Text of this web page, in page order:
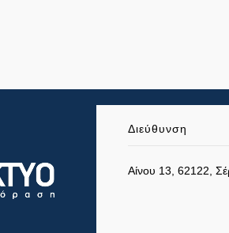
Διεύθυνση
Αίνου 13, 62122,